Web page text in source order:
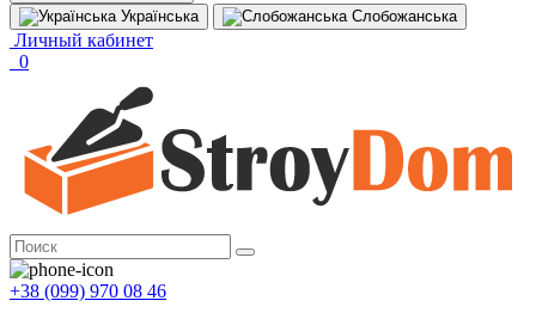
Українська
Слобожанська
Личный кабинет
0
+38 (099) 970 08 46